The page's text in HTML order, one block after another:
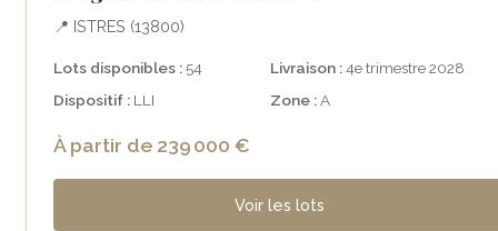
📍 ISTRES (13800)
Lots disponibles :54 Livraison :4e trimestre 2028
Dispositif : LLI Zone :A
À partir de 239 000 €
Voir les lots